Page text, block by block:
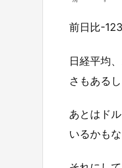
前日比-
日経平均
さもあるし
あとはド
いるかもな